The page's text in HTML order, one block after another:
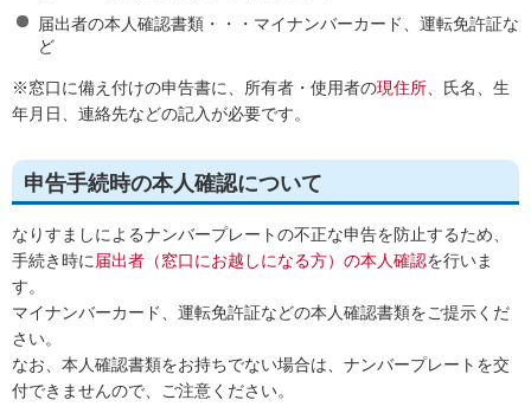
届出者の本人確認書類・・・マイナンバーカード、運転免許証な
ど
※窓口に備え付けの申告書に、所有者・使用者の現住所、氏名、生
年月日、連絡先などの記入が必要です。
申告手続時の本人確認について
なりすましによるナンバープレートの不正な申告を防止するため、
手続き時に 届出者（窓口にお越しになる方）の本人確認を行いま
す。
マイナンバーカード、運転免許証などの本人確認書類をご提示くだ
さい。
なお、本人確認書類をお持ちでない場合は、ナンバープレートを交
付できませんので、ご注意ください。